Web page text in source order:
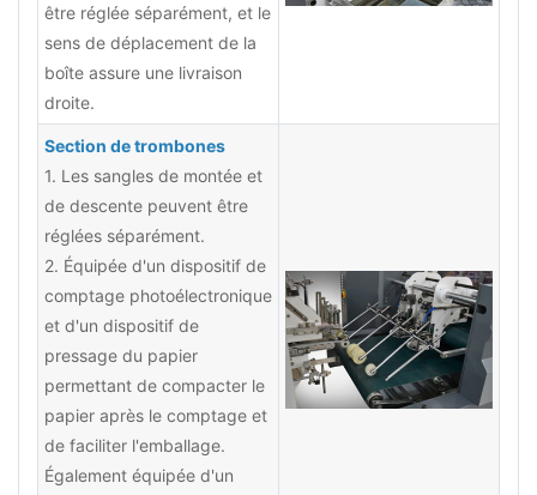
être réglée séparément, et le
sens de déplacement de la
boîte assure une livraison
droite.
Section de trombones
1. Les sangles de montée et
de descente peuvent être
réglées séparément.
2. Équipée d'un dispositif de
comptage photoélectronique
et d'un dispositif de
pressage du papier
permettant de compacter le
papier après le comptage et
de faciliter l'emballage.
Également équipée d'un